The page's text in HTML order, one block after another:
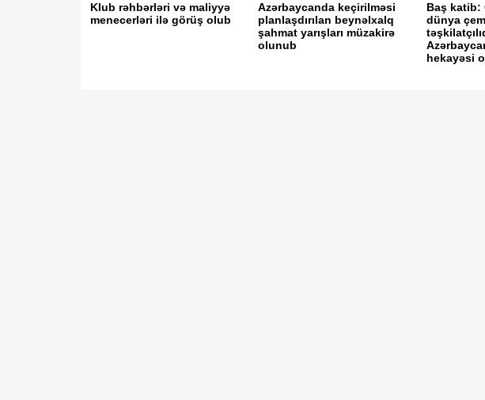
Klub rəhbərləri və maliyyə
menecerləri ilə görüş olub
Azərbaycanda keçirilməsi
planlaşdırılan beynəlxalq
şahmat yarışları müzakirə
olunub
Baş katib:
dünya
hekayəsi